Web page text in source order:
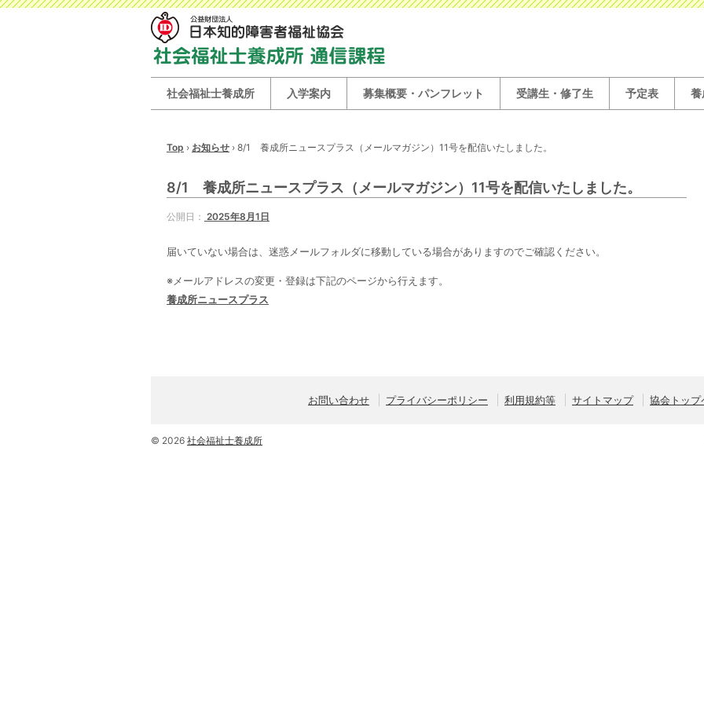
社会福祉士養成所 入学案内 募集概要・パンフレット 受講生・修了生 予定表 養
Top › お知らせ › 8/1 養成所ニュースプラス（メールマガジン）11号を配信いたしました。
8/1 養成所ニュースプラス（メールマガジン）11号を配信いたしました。
公開日： 2025年8月1日
届いていない場合は、迷惑メールフォルダに移動している場合がありますのでご確認ください。
※メールアドレスの変更・登録は下記のページから行えます。
養成所ニュースプラス
お問い合わせ プライバシーポリシー 利用規約等 サイトマップ 協会トップ
© 2026 社会福祉士養成所